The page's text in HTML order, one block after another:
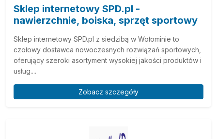
Sklep internetowy SPD.pl -
nawierzchnie, boiska, sprzęt sportowy
Sklep internetowy SPD.pl z siedzibą w Wołominie to
czołowy dostawca nowoczesnych rozwiązań sportowych,
oferujący szeroki asortyment wysokiej jakości produktów i
usług....
Zobacz szczegóły